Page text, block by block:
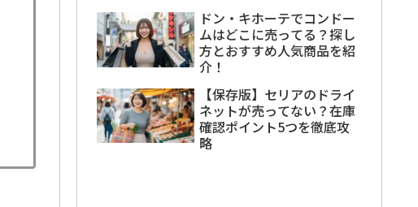
ドン・キホーテでコンドー
ムはどこに売ってる？探し
方とおすすめ人気商品を紹
介！
【保存版】セリアのドライ
ネットが売ってない？在庫
確認ポイント5つを徹底攻
略